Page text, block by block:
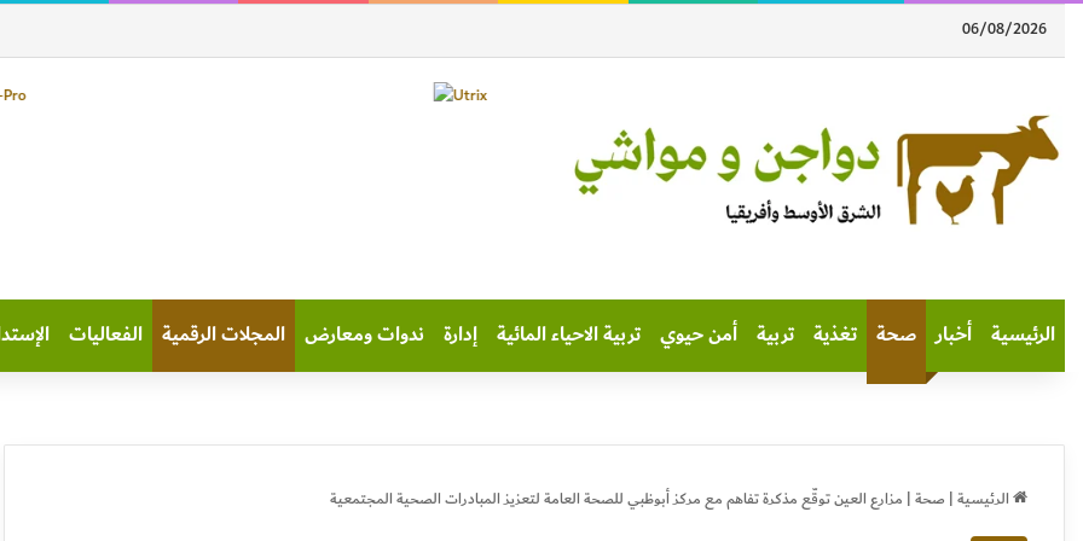
06/08/2026
الرئيسية أخبار صحة تغذية تربية أمن حيوي تربية الاحياء المائية إدارة ندوات ومعارض المجلات الرقمية الفعاليات
الرئيسية| صحة| مزارع العين توقّع مذكرة تفاهم مع مركز أبوظبي للصحة العامة لتعزيز المبادرات الصحية المجتمعية